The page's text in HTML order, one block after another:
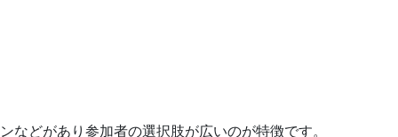
どがあり参加者の選択肢が広いのが特徴です。